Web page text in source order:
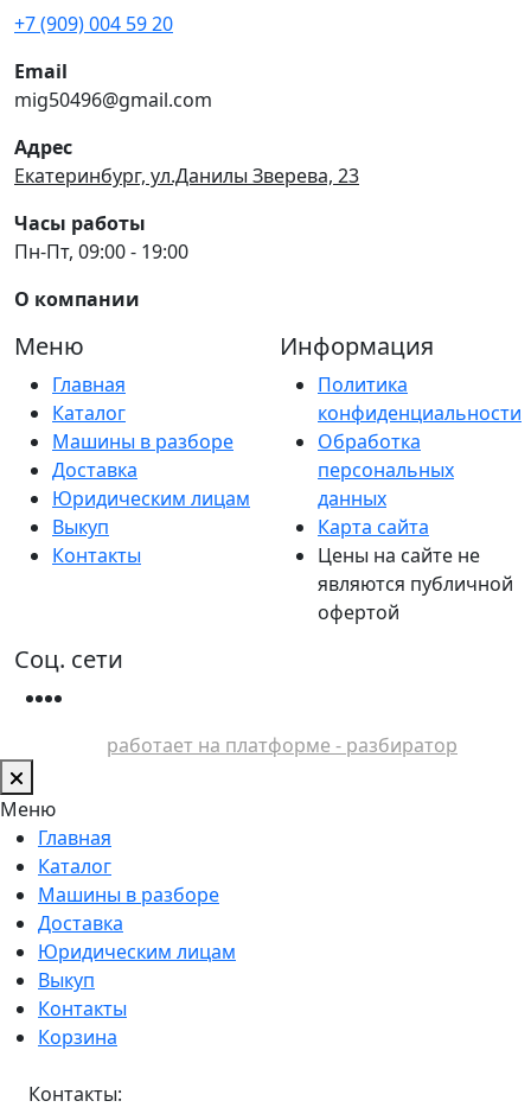
+7 (909) 004 59 20
Email
mig50496@gmail.com
Адрес
Екатеринбург, ул.Данилы Зверева, 23
Часы работы
Пн-Пт, 09:00 - 19:00
О компании
Меню
Главная
Каталог
Машины в разборе
Доставка
Юридическим лицам
Выкуп
Контакты
Информация
Политика
конфиденциальности
Обработка
персональных
данных
Карта сайта
Цены на сайте не
являются публичной
офертой
Соц. сети
работает на платформе - разбиратор
Меню
Главная
Каталог
Машины в разборе
Доставка
Юридическим лицам
Выкуп
Контакты
Корзина
Контакты: